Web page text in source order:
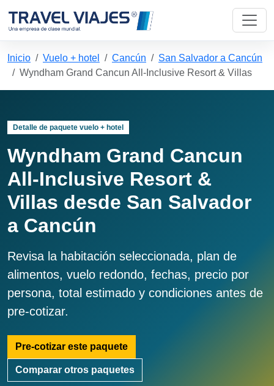
Inicio Vuelo + hotel Cancún
San Salvador a Cancún
Wyndham Grand Cancun All-Inclusive Resort & Villas
Detalle de paquete vuelo + hotel
Wyndham Grand Cancun
All-Inclusive Resort &
Villas desde San Salvador
a Cancún
Revisa la habitación seleccionada, plan de
alimentos, vuelo redondo, fechas, precio por
persona, total estimado y condiciones antes de
pre-cotizar.
Pre-cotizar este paquete
Comparar otros paquetes